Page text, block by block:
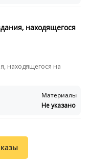
находящегося
находящегося на
Материалы
Не указано